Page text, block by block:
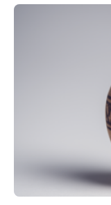
Erdatmosphäre,
Speichern des
Bundesregierung
Entwicklung von
Insbesondere das
betrachtet sie